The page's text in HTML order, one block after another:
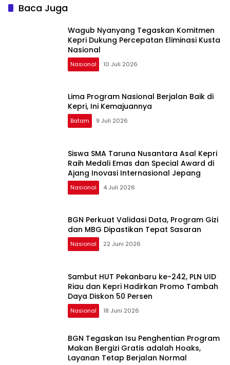
Baca Juga
Wagub Nyanyang Tegaskan Komitmen
Kepri Dukung Percepatan Eliminasi Kusta
Nasional
Nasional 10 Juli 2026
Lima Program Nasional Berjalan Baik di
Kepri, Ini Kemajuannya
Batam 9 Juli 2026
Siswa SMA Taruna Nusantara Asal Kepri
Raih Medali Emas dan Special Award di
Ajang Inovasi Internasional Jepang
Nasional 4 Juli 2026
BGN Perkuat Validasi Data, Program Gizi
dan MBG Dipastikan Tepat Sasaran
Nasional 22 Juni 2026
Sambut HUT Pekanbaru ke-242, PLN UID
Riau dan Kepri Hadirkan Promo Tambah
Daya Diskon 50 Persen
Nasional 18 Juni 2026
BGN Tegaskan Isu Penghentian Program
Makan Bergizi Gratis adalah Hoaks,
Layanan Tetap Berjalan Normal